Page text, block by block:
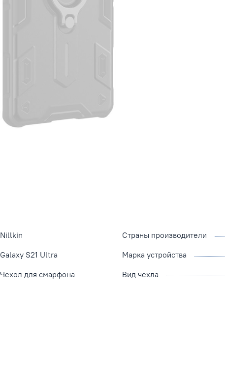
Nillkin Страны производители
Galaxy S21 Ultra Марка устройства
Чехол для смарфона Вид чехла